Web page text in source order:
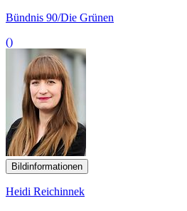
Bündnis 90/Die Grünen
()
Bildinformationen
Heidi Reichinnek